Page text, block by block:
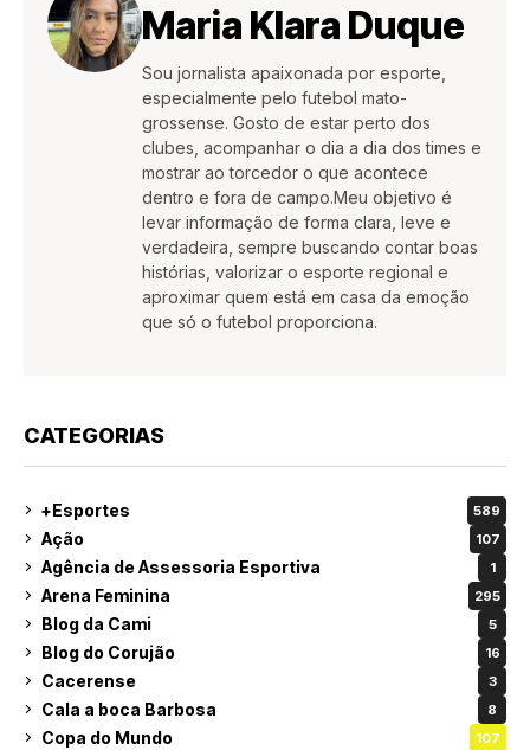
Maria Klara Duque
Sou jornalista apaixonada por esporte,
especialmente pelo futebol mato-
grossense. Gosto de estar perto dos
clubes, acompanhar o dia a dia dos times e
mostrar ao torcedor o que acontece
dentro e fora de campo.Meu objetivo é
levar informação de forma clara, leve e
verdadeira, sempre buscando contar boas
histórias, valorizar o esporte regional e
aproximar quem está em casa da emoção
que só o futebol proporciona.
CATEGORIAS
+Esportes 589
Ação 107
Agência de Assessoria Esportiva 1
Arena Feminina 295
Blog da Cami 5
Blog do Corujão 16
Cacerense 3
Cala a boca Barbosa 8
Copa do Mundo 107